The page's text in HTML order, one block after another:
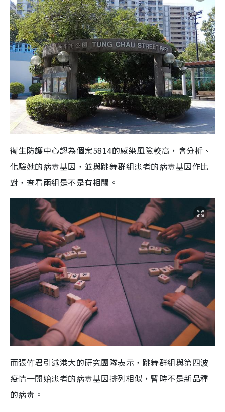
衞生防護中心認為個案5814的感染風險較高，會分析、
化驗她的病毒基因，並與跳舞群組患者的病毒基因作比
對，查看兩組是不是有相關。
而張竹君引述港大的研究團隊表示，跳舞群組與第四波
疫情一開始患者的病毒基因排列相似，暫時不是新品種
的病毒。